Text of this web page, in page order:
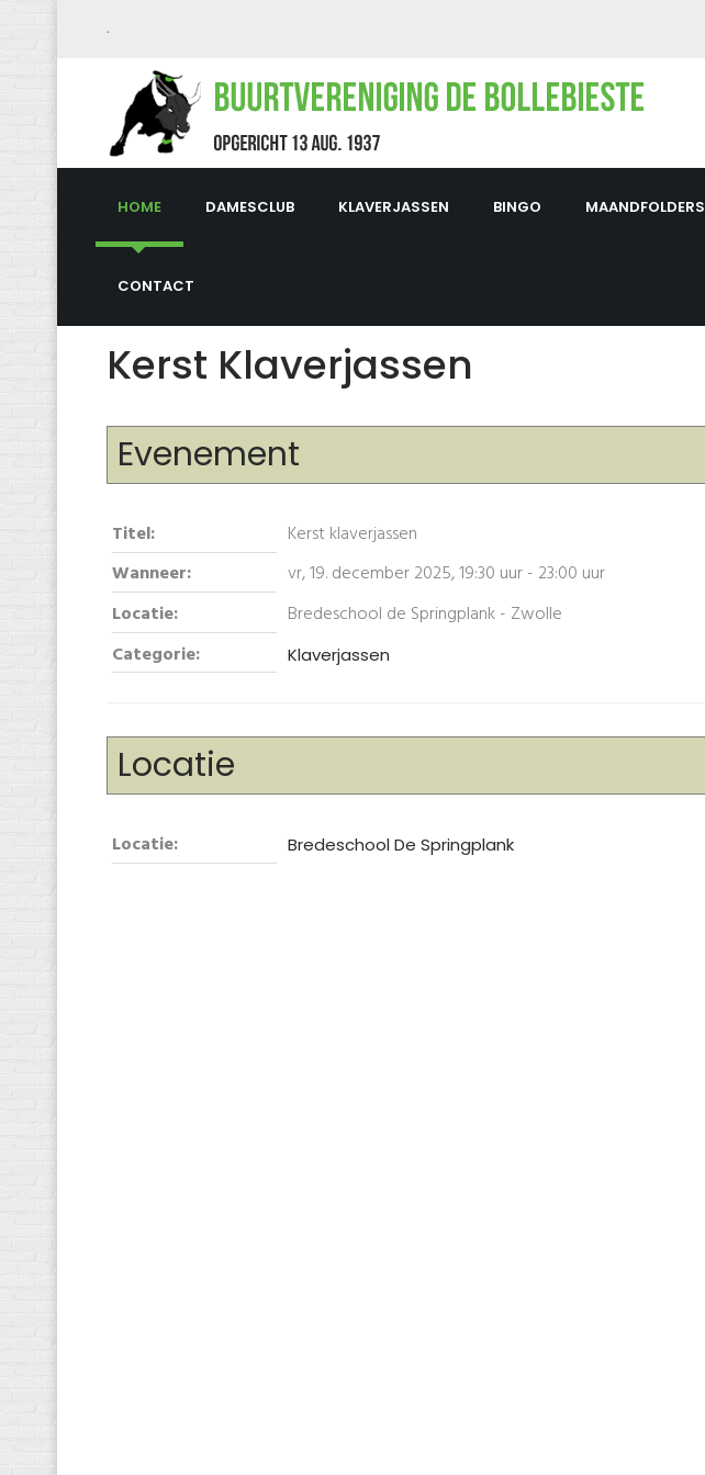
.
HOME DAMESCLUB KLAVERJASSEN BINGO MAANDFOLDERS
CONTACT
Kerst Klaverjassen
Evenement
Titel:
Kerst klaverjassen
Wanneer:
vr, 19. december 2025,19:30 uur- 23:00 uur
Locatie:
Bredeschool de Springplank - Zwolle
Categorie:
Klaverjassen
Locatie
Locatie: Bredeschool De Springplank